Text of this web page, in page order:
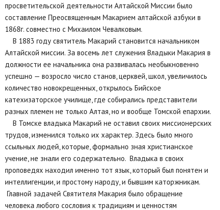
просветительской деятельности Алтайской Миссии было
составление Преосвященным Макарием алтайской азбуки в
1868г. совместно с Михаилом Чевалковым.
В 1883 году святитель Макарий становится начальником
Алтайской миссии. За восемь лет служения Владыки Макария в
должности ее начальника она развивалась необыкновенно
успешно — возросло число станов, церквей, школ, увеличилось
количество новокрещенных, открылось Бийское
катехизаторское училище, где собирались представители
разных племен не только Алтая, но и вообще Томской епархии.
В Томске владыка Макарий не оставил своих миссионерских
трудов, изменился только их характер. Здесь было много
ссыльных людей, которые, формально зная христианское
учение, не знали его содержательно. Владыка в своих
проповедях находил именно тот язык, который был понятен и
интеллигенции, и простому народу, и бывшим каторжникам.
Главной задачей Святителя Макария было обращение
человека любого сословия к традициям и ценностям